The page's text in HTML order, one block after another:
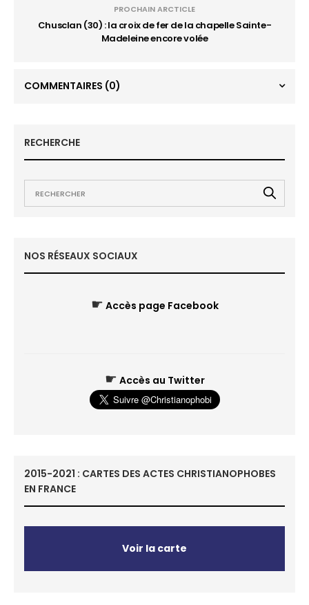
PROCHAIN ARCTICLE
Chusclan (30) : la croix de fer de la chapelle Sainte-
Madeleine encore volée
COMMENTAIRES (0)
RECHERCHE
NOS RÉSEAUX SOCIAUX
☛ Accès page Facebook
☛ Accès au Twitter
2015-2021 : CARTES DES ACTES CHRISTIANOPHOBES
EN FRANCE
Voir la carte